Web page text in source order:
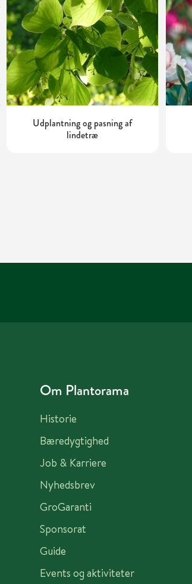
Udplantning og pasning af
lindetræ
Om Plantorama
Historie
Bæredygtighed
Job & Karriere
Nyhedsbrev
GroGaranti
Sponsorat
Guide
Events og aktiviteter